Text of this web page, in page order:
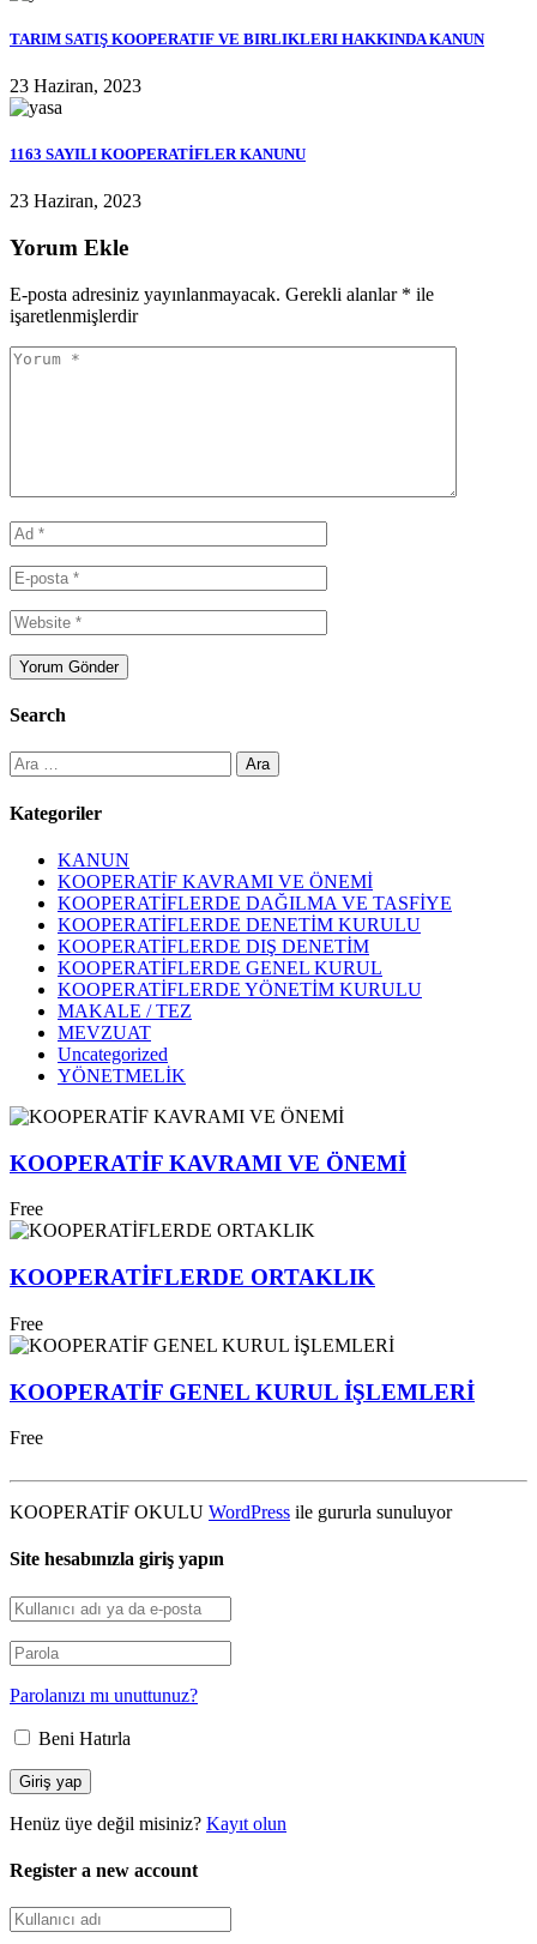
TARIM SATIŞ KOOPERATIF VE BIRLIKLERI HAKKINDA KANUN
23 Haziran, 2023
1163 SAYILI KOOPERATİFLER KANUNU
23 Haziran, 2023
Yorum Ekle
E-posta adresiniz yayınlanmayacak. Gerekli alanlar * ile
işaretlenmişlerdir
Search
Arama:
Kategoriler
KANUN
KOOPERATİF KAVRAMI VE ÖNEMİ
KOOPERATİFLERDE DAĞILMA VE TASFİYE
KOOPERATİFLERDE DENETİM KURULU
KOOPERATİFLERDE DIŞ DENETİM
KOOPERATİFLERDE GENEL KURUL
KOOPERATİFLERDE YÖNETİM KURULU
MAKALE / TEZ
MEVZUAT
Uncategorized
YÖNETMELİK
KOOPERATİF KAVRAMI VE ÖNEMİ
Free
KOOPERATİFLERDE ORTAKLIK
Free
KOOPERATİF GENEL KURUL İŞLEMLERİ
Free
KOOPERATİF OKULU WordPress ile gururla sunuluyor
Site hesabınızla giriş yapın
Parolanızı mı unuttunuz?
Beni Hatırla
Henüz üye değil misiniz? Kayıt olun
Register a new account